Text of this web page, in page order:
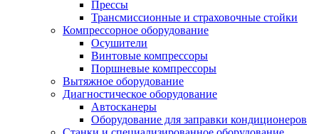
Прессы
Трансмиссионные и страховочные стойки
Компрессорное оборудование
Осушители
Винтовые компрессоры
Поршневые компрессоры
Вытяжное оборудование
Диагностическое оборудование
Автосканеры
Оборудование для заправки кондиционеров